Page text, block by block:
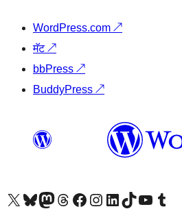
WordPress.com ↗
मॅट↗
bbPress ↗
BuddyPress ↗
आमच्या X (एक्स) (पूर्वीचे ट्विटर) खात्याला भेट द्या आमच्या ब्लूस्की खात्याला भेट द्या.आमच्या Mastodon खात्याला भेट द्या.आमच्या थ्रेड्स खात्याला भेट द्या. आमच्या फेसबुक पेजला भेट द्या आमच्या इंस्टाग्राम खात्याला भेट द्या आमच्या लिंक्डइन खात्याला भेट द्या आमच्या टिकटॉक अकाउंटला भेट द्या.आमच्या यूट्यूब चॅनेलला भेट द्या आमच्या टंबलर खात्याला भेट द्या.